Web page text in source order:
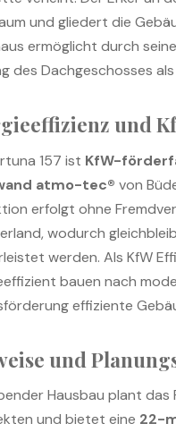
und gliedert die
ermöglicht durch
des Dachgeschosses
und
157 ist KfW-
atmo-tec® von
erfolgt ohne
wodurch
werden. Als KfW
bauen nach
effiziente
und
Hausbau plant das
und bietet eine 22-